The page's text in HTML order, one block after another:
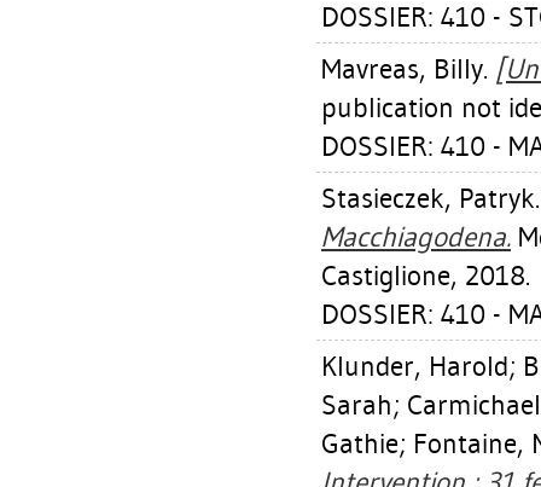
DOSSIER: 410 -
Mavreas, Billy.
publication not
DOSSIER: 410 -
Stasieczek, Patryk
Macchiagodena.
Castiglione, 2018.
DOSSIER: 410 -
Klunder, Harold;
Sarah;
Gathie; Fontaine,